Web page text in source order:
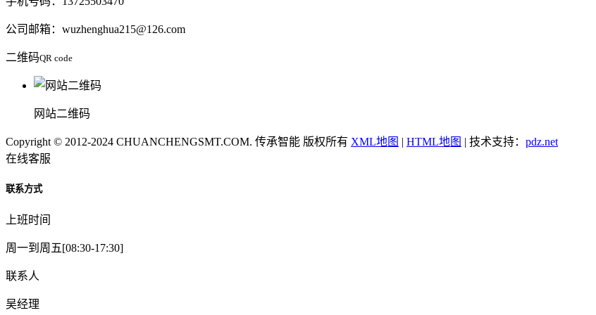
公司邮箱：wuzhenghua215@126.com
二维码QR code
网站二维码
Copyright © 2012-2024 CHUANCHENGSMT.COM. 传承智能 版权所有 XML地图 | HTML地图 | 技术支持： pdz.net
在线客服
联系方式
上班时间
周一到周五[08:30-17:30]
联系人
吴经理